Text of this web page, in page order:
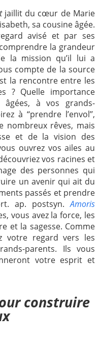
jaillit du cœur de Marie
sa cousine âgée.
avisé et par ses
la grandeur
la mission qu’il lui a
compte de la source
la rencontre entre les
? Quelle importance
âgées, à vos grands-
à ‘‘prendre l’envol’’,
nombreux rêves, mais
et de la vision des
ouvrez vos ailes au
vos racines et
des personnes qui
un avenir qui ait du
passés et prendre
ap. postsyn.Amoris
vous avez la force, les
et la sagesse. Comme
votre regard vers les
parents. Ils vous
votre esprit et
construire